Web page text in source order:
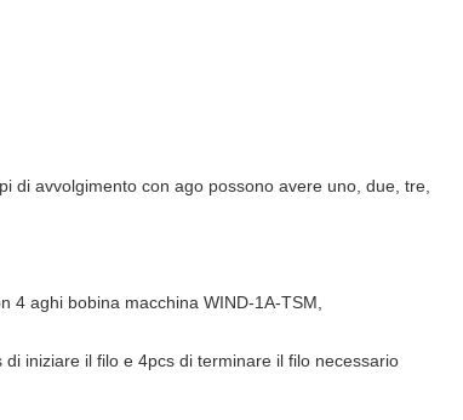
di avvolgimento con ago possono avere uno, due, tre,
4 aghi bobina macchina WIND-1A-TSM,
iniziare il filo e 4pcs di terminare il filo necessario